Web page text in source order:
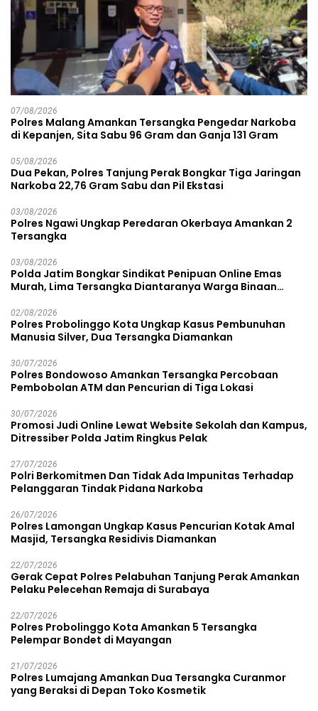
07/08/2026
Polres Malang Amankan Tersangka Pengedar Narkoba
di Kepanjen, Sita Sabu 96 Gram dan Ganja 131 Gram
05/08/2026
Dua Pekan, Polres Tanjung Perak Bongkar Tiga Jaringan
Narkoba 22,76 Gram Sabu dan Pil Ekstasi
03/08/2026
Polres Ngawi Ungkap Peredaran Okerbaya Amankan 2
Tersangka
03/08/2026
Polda Jatim Bongkar Sindikat Penipuan Online Emas
Murah, Lima Tersangka Diantaranya Warga Binaan
02/08/2026
Polres Probolinggo Kota Ungkap Kasus Pembunuhan
Manusia Silver, Dua Tersangka Diamankan
30/07/2026
Polres Bondowoso Amankan Tersangka Percobaan
Pembobolan ATM dan Pencurian di Tiga Lokasi
30/07/2026
Promosi Judi Online Lewat Website Sekolah dan Kampus,
Ditressiber Polda Jatim Ringkus Pelak
27/07/2026
Polri Berkomitmen Dan Tidak Ada Impunitas Terhadap
Pelanggaran Tindak Pidana Narkoba
26/07/2026
Polres Lamongan Ungkap Kasus Pencurian Kotak Amal
Masjid, Tersangka Residivis Diamankan
22/07/2026
Gerak Cepat Polres Pelabuhan Tanjung Perak Amankan
Pelaku Pelecehan Remaja di Surabaya
22/07/2026
Polres Probolinggo Kota Amankan 5 Tersangka
Pelempar Bondet di Mayangan
21/07/2026
Polres Lumajang Amankan Dua Tersangka Curanmor
yang Beraksi di Depan Toko Kosmetik